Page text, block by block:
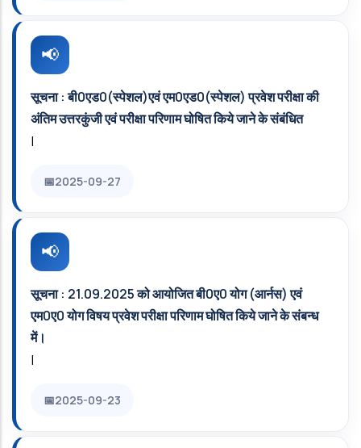
सूचना : बी0एड0(स्पेशल)एवं एम0एड0(स्पेशल) प्रवेश परीक्षा की
अंतिम उत्तरकुंजी एवं परीक्षा परिणाम घोषित किये जाने के संबंधित
|
2025-09-27
सूचना : 21.09.2025 को आयोजित बी0ए0 योग (आर्नस) एवं
एम0ए0 योग विषय प्रवेश परीक्षा परिणाम घोषित किये जाने के संबन्ध
में।
|
2025-09-23